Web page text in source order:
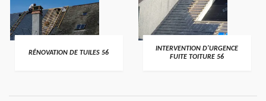
>
RÉNOVATION DE TUILES 56 >
INTERVENTION D'URGENCE
FUITE TOITURE 56